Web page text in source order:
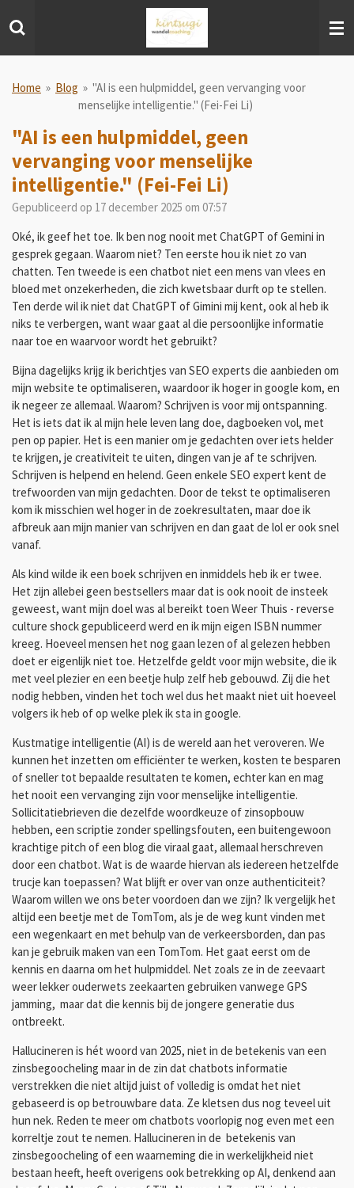
direct
hoofdinhoud
Home » Blog » "AI is een hulpmiddel, geen vervanging voor
menselijke intelligentie." (Fei-Fei Li)
"AI is een hulpmiddel, geen
vervanging voor menselijke
intelligentie." (Fei-Fei Li)
Gepubliceerd op 17 december 2025 om 07:57
Oké, ik geef het toe. Ik ben nog nooit met ChatGPT of Gemini in
gesprek gegaan. Waarom niet? Ten eerste hou ik niet zo van
chatten. Ten tweede is een chatbot niet een mens van vlees en
bloed met onzekerheden, die zich kwetsbaar durft op te stellen.
Ten derde wil ik niet dat ChatGPT of Gimini mij kent, ook al heb ik
niks te verbergen, want waar gaat al die persoonlijke informatie
naar toe en waarvoor wordt het gebruikt?
Bijna dagelijks krijg ik berichtjes van SEO experts die aanbieden om
mijn website te optimaliseren, waardoor ik hoger in google kom, en
ik negeer ze allemaal. Waarom? Schrijven is voor mij ontspanning.
Het is iets dat ik al mijn hele leven lang doe, dagboeken vol, met
pen op papier. Het is een manier om je gedachten over iets helder
te krijgen, je creativiteit te uiten, dingen van je af te schrijven.
Schrijven is helpend en helend. Geen enkele SEO expert kent de
trefwoorden van mijn gedachten. Door de tekst te optimaliseren
kom ik misschien wel hoger in de zoekresultaten, maar doe ik
afbreuk aan mijn manier van schrijven en dan gaat de lol er ook snel
vanaf.
Als kind wilde ik een boek schrijven en inmiddels heb ik er twee.
Het zijn allebei geen bestsellers maar dat is ook nooit de insteek
geweest, want mijn doel was al bereikt toen Weer Thuis - reverse
culture shock gepubliceerd werd en ik mijn eigen ISBN nummer
kreeg. Hoeveel mensen het nog gaan lezen of al gelezen hebben
doet er eigenlijk niet toe. Hetzelfde geldt voor mijn website, die ik
met veel plezier en een beetje hulp zelf heb gebouwd. Zij die het
nodig hebben, vinden het toch wel dus het maakt niet uit hoeveel
volgers ik heb of op welke plek ik sta in google.
Kustmatige intelligentie (AI) is de wereld aan het veroveren. We
kunnen het inzetten om efficiënter te werken, kosten te besparen
of sneller tot bepaalde resultaten te komen, echter kan en mag
het nooit een vervanging zijn voor menselijke intelligentie.
Sollicitatiebrieven die dezelfde woordkeuze of zinsopbouw
hebben, een scriptie zonder spellingsfouten, een buitengewoon
krachtige pitch of een blog die viraal gaat, allemaal herschreven
door een chatbot. Wat is de waarde hiervan als iedereen hetzelfde
trucje kan toepassen? Wat blijft er over van onze authenticiteit?
Waarom willen we ons beter voordoen dan we zijn? Ik vergelijk het
altijd een beetje met de TomTom, als je de weg kunt vinden met
een wegenkaart en met behulp van de verkeersborden, dan pas
kan je gebruik maken van een TomTom. Het gaat eerst om de
kennis en daarna om het hulpmiddel. Net zoals ze in de zeevaart
weer lekker ouderwets zeekaarten gebruiken vanwege GPS
jamming, maar dat die kennis bij de jongere generatie dus
ontbreekt.
Hallucineren is hét woord van 2025, niet in de betekenis van een
zinsbegoocheling maar in de zin dat chatbots informatie
verstrekken die niet altijd juist of volledig is omdat het niet
gebaseerd is op betrouwbare data. Ze kletsen dus nog teveel uit
hun nek. Reden te meer om chatbots voorlopig nog even met een
korreltje zout te nemen. Hallucineren in de betekenis van
zinsbegoocheling of een waarneming die in werkelijkheid niet
bestaan heeft, heeft overigens ook betrekking op AI, denkend aan